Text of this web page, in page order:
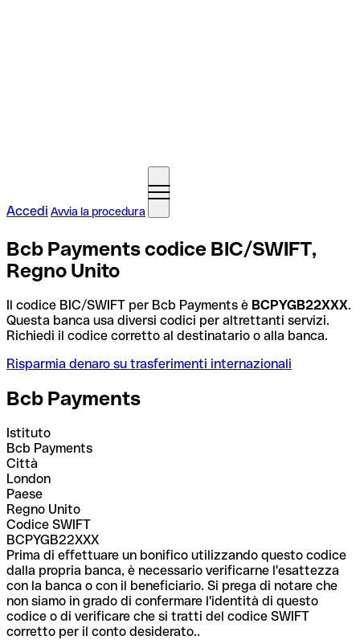
Accedi Avvia la procedura
Bcb Payments codice BIC/SWIFT,
Regno Unito
Il codice BIC/SWIFT per Bcb Payments è BCPYGB22XXX.
Questa banca usa diversi codici per altrettanti servizi.
Richiedi il codice corretto al destinatario o alla banca.
Risparmia denaro su trasferimenti internazionali
Bcb Payments
Istituto
Bcb Payments
Città
London
Paese
Regno Unito
Codice SWIFT
BCPYGB22XXX
Prima di effettuare un bonifico utilizzando questo codice
dalla propria banca, è necessario verificarne l'esattezza
con la banca o con il beneficiario. Si prega di notare che
non siamo in grado di confermare l'identità di questo
codice o di verificare che si tratti del codice SWIFT
corretto per il conto desiderato..